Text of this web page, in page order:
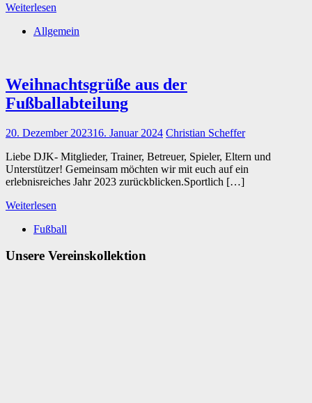
Weiterlesen
Allgemein
Weihnachtsgrüße aus der
Fußballabteilung
20. Dezember 202316. Januar 2024 Christian Scheffer
Liebe DJK- Mitglieder, Trainer, Betreuer, Spieler, Eltern und
Unterstützer! Gemeinsam möchten wir mit euch auf ein
erlebnisreiches Jahr 2023 zurückblicken.Sportlich […]
Weiterlesen
Fußball
Unsere Vereinskollektion